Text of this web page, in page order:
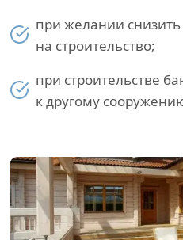
при желании
на строительство;
при строительстве
к другому